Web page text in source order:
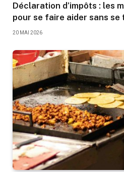
Déclaration d’impôts : les
pour se faire aider sans se
20 MAI 2026